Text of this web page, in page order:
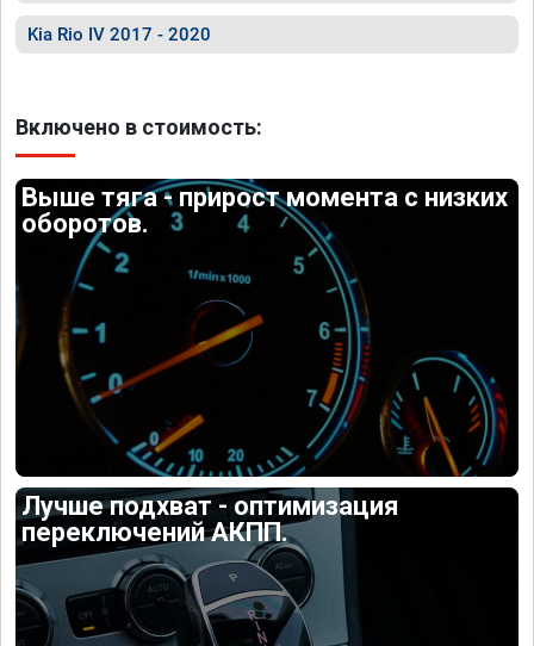
Kia Rio IV 2017 - 2020
Включено в стоимость:
Выше тяга - прирост момента с низких
оборотов.
Лучше подхват - оптимизация
переключений АКПП.